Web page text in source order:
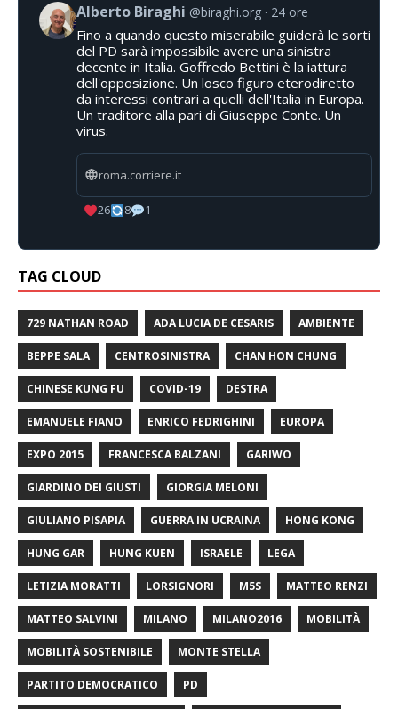
Alberto Biraghi @biraghi.org 24 ore
Fino a quando questo miserabile guiderà le sorti
del PD sarà impossibile avere una sinistra
decente in Italia. Goffredo Bettini è la iattura
dell'opposizione. Un losco figuro eterodiretto
da interessi contrari a quelli dell'Italia in Europa.
Un traditore alla pari di Giuseppe Conte. Un
virus.
roma.corriere.it
26 8 1
TAG CLOUD
729 NATHAN ROAD ADA LUCIA DE CESARIS AMBIENTE
BEPPE SALA CENTROSINISTRA CHAN HON CHUNG
CHINESE KUNG FU COVID-19 DESTRA
EMANUELE FIANO ENRICO FEDRIGHINI EUROPA
EXPO 2015 FRANCESCA BALZANI GARIWO
GIARDINO DEI GIUSTI GIORGIA MELONI
GIULIANO PISAPIA GUERRA IN UCRAINA HONG KONG
HUNG GAR HUNG KUEN ISRAELE LEGA
LETIZIA MORATTI LORSIGNORI M5S MATTEO RENZI
MATTEO SALVINI MILANO MILANO2016 MOBILITÀ
MOBILITÀ SOSTENIBILE MONTE STELLA
PARTITO DEMOCRATICO PD